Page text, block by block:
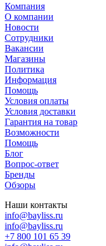
Компания
О компании
Новости
Сотрудники
Вакансии
Магазины
Политика
Информация
Помощь
Условия оплаты
Условия доставки
Гарантия на товар
Возможности
Помощь
Блог
Вопрос-ответ
Бренды
Обзоры
Наши контакты
info@bayliss.ru
info@bayliss.ru
+7 800 101 65 39